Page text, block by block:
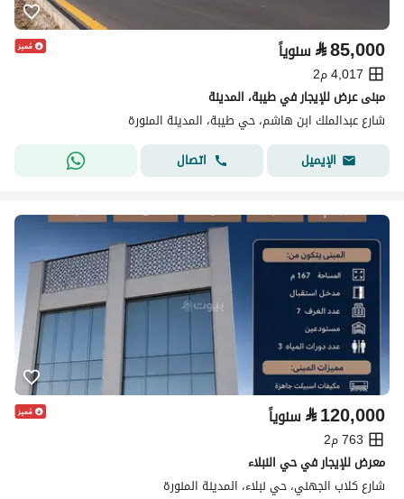
⃁85,000 سنوياً
4,017 م2
مبنى عرض للإيجار في طيبة، المدينة
شارع عبدالملك ابن هاشم، حي طيبة، المدينة المنورة
الإيميل
اتصال
⃁120,000 سنوياً
763 م2
معرض للإيجار في حي النبلاء
شارع كلاب الجهني، حي نبلاء، المدينة المنورة